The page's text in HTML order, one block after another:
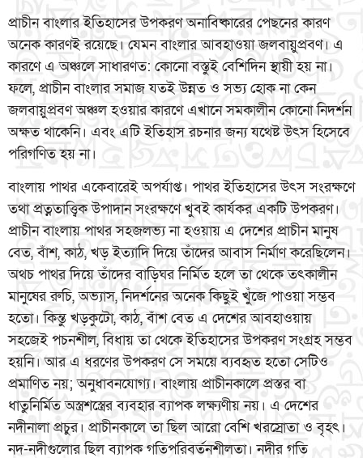
প্রাচীন বাংলার ইতিহাসের উপকরণ অনাবিষ্কারের পেছনের কারণ
অনেক কারণই রয়েছে। যেমন বাংলার আবহাওয়া জলবায়ুপ্রবণ। এ
কারণে এ অঞ্চলে সাধারণত: কোনো বস্তুই বেশিদিন স্থায়ী হয় না।
ফলে, প্রাচীন বাংলার সমাজ যতই উন্নত ও সভ্য হোক না কেন
জলবায়ুপ্রবণ অঞ্চল হওয়ার কারণে এখানে সমকালীন কোনো নিদর্শন
অক্ষত থাকেনি। এবং এটি ইতিহাস রচনার জন্য যথেষ্ট উৎস হিসেবে
পরিগণিত হয় না।
বাংলায় পাথর একেবারেই অপর্যাপ্ত। পাথর ইতিহাসের উৎস সংরক্ষণে
তথা প্রত্নতাত্ত্বিক উপাদান সংরক্ষণে খুবই কার্যকর একটি উপকরণ।
প্রাচীন বাংলায় পাথর সহজলভ্য না হওয়ায় এ দেশের প্রাচীন মানুষ
বেত, বাঁশ, কাঠ, খড় ইত্যাদি দিয়ে তাঁদের আবাস নির্মাণ করেছিলেন।
অথচ পাথর দিয়ে তাঁদের বাড়িঘর নির্মিত হলে তা থেকে তৎকালীন
মানুষের রুচি, অভ্যাস, নিদর্শনের অনেক কিছুই খুঁজে পাওয়া সম্ভব
হতো। কিন্তু খড়কুটো, কাঠ, বাঁশ বেত এ দেশের আবহাওয়ায়
সহজেই পচনশীল, বিধায় তা থেকে ইতিহাসের উপকরণ সংগ্রহ সম্ভব
হয়নি। আর এ ধরণের উপকরণ সে সময়ে ব্যবহৃত হতো সেটিও
প্রমাণিত নয়; অনুধাবনযোগ্য। বাংলায় প্রাচীনকালে প্রস্তর বা
ধাতুনির্মিত অস্ত্রশস্ত্রের ব্যবহার ব্যাপক লক্ষ্যণীয় নয়। এ দেশের
নদীনালা প্রচুর। প্রাচীনকালে তা ছিল আরো বেশি খরস্রোতা ও বৃহৎ।
নদ-নদীগুলোর ছিল ব্যাপক গতিপরিবর্তনশীলতা। নদীর গতি